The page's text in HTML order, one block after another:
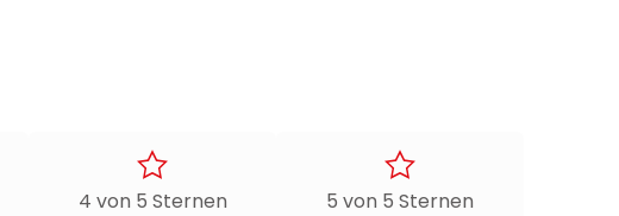
4 von 5 Sternen 5 von 5 Sternen